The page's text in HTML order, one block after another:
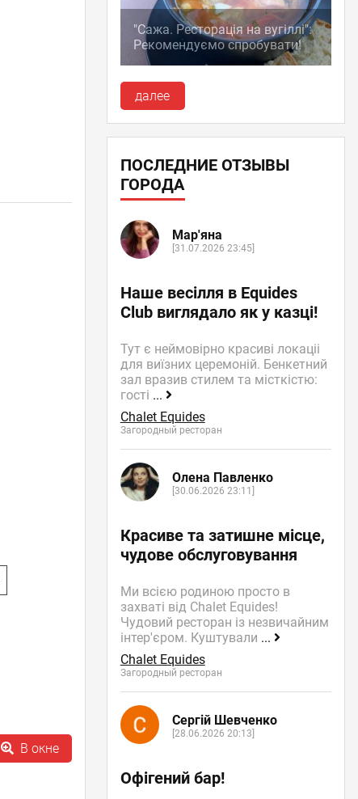
В окне
"Сажа. Ресторація на вугіллі":
Рекомендуємо спробувати!
далее
ПОСЛЕДНИЕ ОТЗЫВЫ
ГОРОДА
Мар'яна
[31.07.2026 23:45]
Наше весілля в Equides
Club виглядало як у казці!
Тут є неймовірно красиві локаціі
для виїзних церемоній. Бенкетний
зал вразив стилем та місткістю:
гості ...
Chalet Equides
Загородный ресторан
Олена Павленко
[30.06.2026 23:11]
Красиве та затишне місце,
чудове обслуговування
Ми всією родиною просто в
захваті від Chalet Equides!
Чудовий ресторан із незвичайним
інтер'єром. Куштували ...
Chalet Equides
Загородный ресторан
Сергій Шевченко
[28.06.2026 20:13]
Офігений бар!